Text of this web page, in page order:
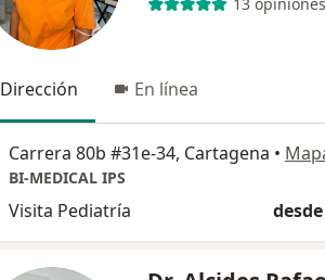
Dirección En línea
Carrera 80b #31e-34, Cartagena •
BI-MEDICAL IPS
Visita Pediatría